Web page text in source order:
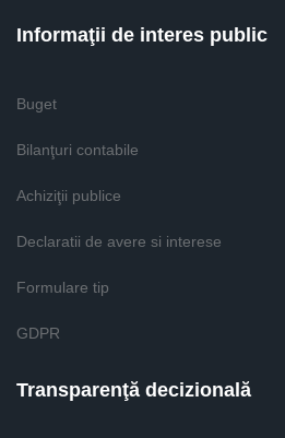
Informaţii de interes public
Buget
Bilanţuri contabile
Achiziţii publice
Declaratii de avere si interese
Formulare tip
GDPR
Transparenţă decizională